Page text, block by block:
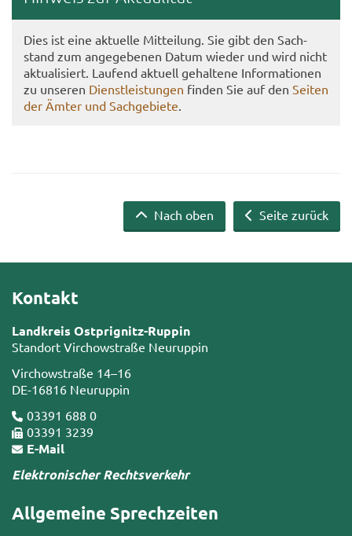
Dies ist eine ak­tu­el­le Mit­tei­lung. Sie gibt den Sach­
stand zum an­ge­ge­be­nen Datum wie­der und wird nicht
ak­tua­li­siert. Lau­fend ak­tu­ell ge­hal­te­ne In­for­ma­tio­nen
zu un­se­ren Dienst­leis­tun­gen fin­den Sie auf den Sei­ten
der Ämter und Sach­ge­bie­te
Seite zurück
Nach oben
Kontakt
Landkreis Ostprignitz-Ruppin
Standort Virchowstraße Neuruppin
Virchowstraße 14–16
DE-16816 Neuruppin
03391 688 0
03391 3239
E-Mail
Elektronischer Rechtsverkehr
Allgemeine Sprechzeiten